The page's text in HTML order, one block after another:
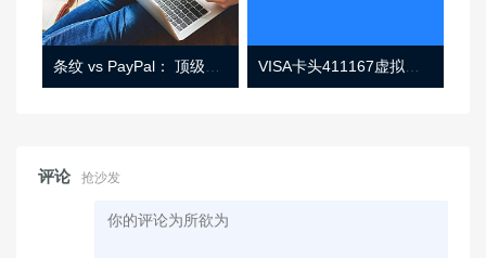
条纹 vs PayPal： 顶级功能， 定价 （和更多！ VISA卡头411167虚拟卡基础信息
评论 抢沙发